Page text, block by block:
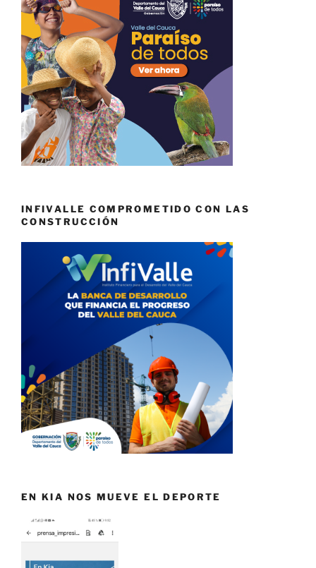
INFIVALLE COMPROMETIDO CON LAS
CONSTRUCCIÓN
EN KIA NOS MUEVE EL DEPORTE